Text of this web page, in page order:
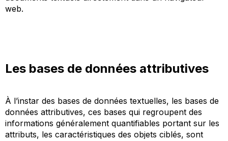
web.
Les bases de données attributives
À l’instar des bases de données textuelles, les bases de
données attributives, ces bases qui regroupent des
informations généralement quantifiables portant sur les
attributs, les caractéristiques des objets ciblés, sont